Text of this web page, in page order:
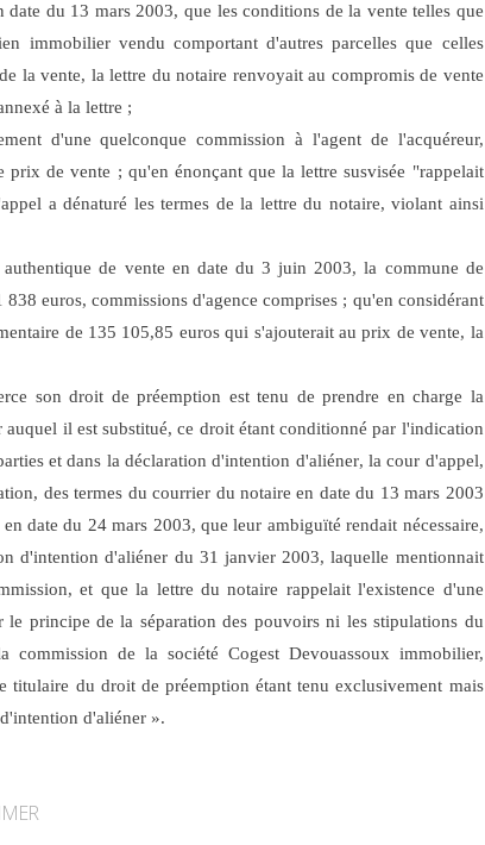
du 13 mars 2003, que les conditions de la vente telles que
immobilier vendu comportant d'autres parcelles que celles
la vente, la lettre du notaire renvoyait au compromis de vente
à la lettre ;
d'une quelconque commission à l'agent de l'acquéreur,
de vente ; qu'en énonçant que la lettre susvisée "rappelait
a dénaturé les termes de la lettre du notaire, violant ainsi
de vente en date du 3 juin 2003, la commune de
euros, commissions d'agence comprises ; qu'en considérant
de 135 105,85 euros qui s'ajouterait au prix de vente, la
son droit de préemption est tenu de prendre en charge la
il est substitué, ce droit étant conditionné par l'indication
et dans la déclaration d'intention d'aliéner, la cour d'appel,
des termes du courrier du notaire en date du 13 mars 2003
date du 24 mars 2003, que leur ambiguïté rendait nécessaire,
d'intention d'aliéner du 31 janvier 2003, laquelle mentionnait
et que la lettre du notaire rappelait l'existence d'une
principe de la séparation des pouvoirs ni les stipulations du
de la société Cogest Devouassoux immobilier,
du droit de préemption étant tenu exclusivement mais
d'aliéner ».